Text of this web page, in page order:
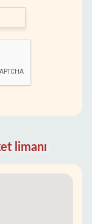
limanı